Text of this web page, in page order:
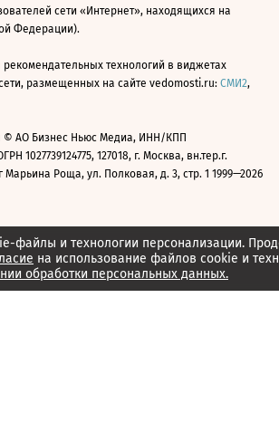
файлы и технологии персонализации.
на использование файлов cookie и
обработки персональных данных.
сети «Интернет», находящихся на
Федерации).
технологий в виджетах
размещенных на сайте vedomosti.ru: СМИ2,
© АО Бизнес Ньюс Медиа, ИНН/КПП
1027739124775, 127018, г. Москва, вн.тер.г.
Роща, ул. Полковая, д. 3, стр. 1 1999—2026